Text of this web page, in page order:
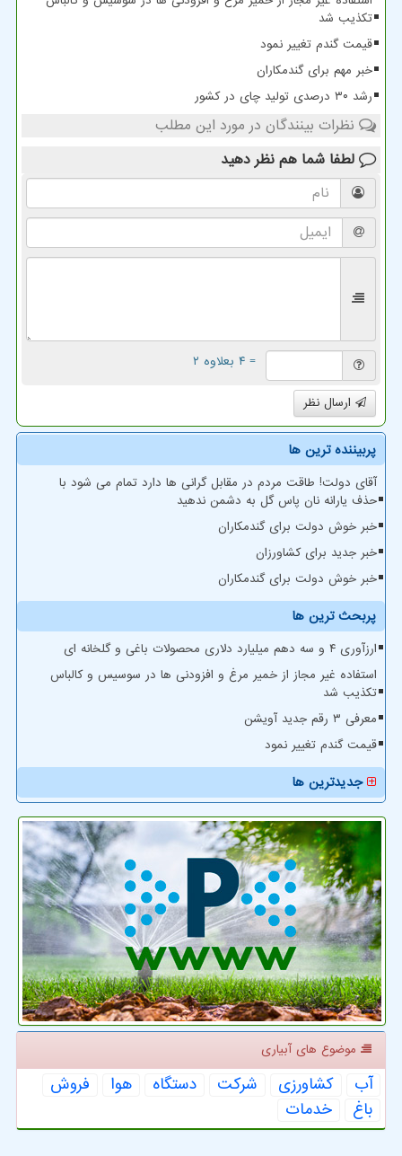
تکذیب شد
قیمت گندم تغییر نمود
خبر مهم برای گندمکاران
رشد ۳۰ درصدی تولید چای در کشور
نظرات بینندگان در مورد این مطلب
لطفا شما هم نظر دهید
= ۴ بعلاوه ۲
ارسال نظر
پربیننده ترین ها
آقای دولت! طاقت مردم در مقابل گرانی ها دارد تمام می شود با
حذف یارانه نان پاس گل به دشمن ندهید
خبر خوش دولت برای گندمکاران
خبر جدید برای کشاورزان
خبر خوش دولت برای گندمکاران
پربحث ترین ها
ارزآوری ۴ و سه دهم میلیارد دلاری محصولات باغی و گلخانه ای
استفاده غیر مجاز از خمیر مرغ و افزودنی ها در سوسیس و کالباس
تکذیب شد
معرفی ۳ رقم جدید آویشن
قیمت گندم تغییر نمود
جدیدترین ها
موضوع های آبیاری
آب كشاورزی شركت دستگاه هوا
فروش
باغ
خدمات